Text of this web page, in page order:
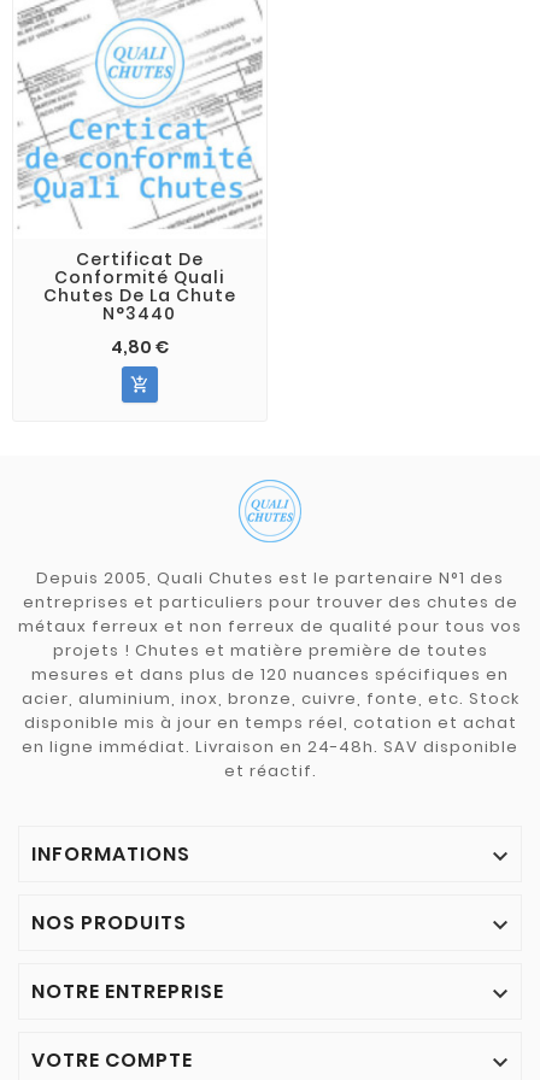
Certificat De
Conformité Quali
Chutes De La Chute
N°3440
4,80 €

Depuis 2005, Quali Chutes est le partenaire N°1 des
entreprises et particuliers pour trouver des chutes de
métaux ferreux et non ferreux de qualité pour tous vos
projets ! Chutes et matière première de toutes
mesures et dans plus de 120 nuances spécifiques en
acier, aluminium, inox, bronze, cuivre, fonte, etc. Stock
disponible mis à jour en temps réel, cotation et achat
en ligne immédiat. Livraison en 24-48h. SAV disponible
et réactif.
INFORMATIONS 
NOS PRODUITS 
NOTRE ENTREPRISE 
VOTRE COMPTE 